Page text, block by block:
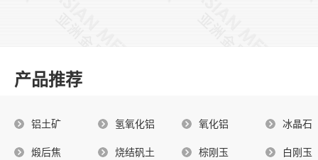
产品推荐
铝土矿 氢氧化铝 氧化铝 冰晶石
煅后焦 烧结矾土 棕刚玉 白刚玉